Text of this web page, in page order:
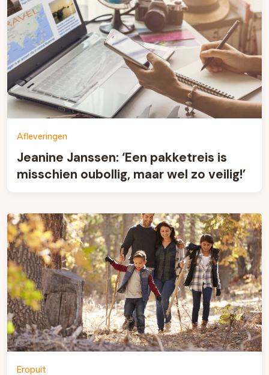
Afleveringen
Jeanine Janssen: ‘Een pakketreis is
misschien oubollig, maar wel zo veilig!’
Eropuit